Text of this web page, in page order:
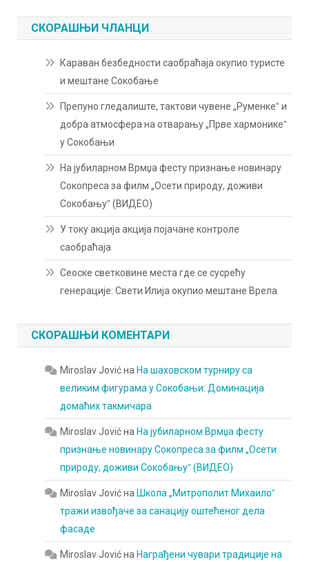
СКОРАШЊИ ЧЛАНЦИ
Караван безбедности саобраћаја окупио туристе
и мештане Сокобање
Препуно гледалиште, тактови чувене „Руменкеˮ и
добра атмосфера на отварању „Прве хармоникеˮ
у Сокобањи
На јубиларном Врмџа фесту признање новинару
Сокопреса за филм „Осети природу, доживи
Сокобањуˮ (ВИДЕО)
У току акција акција појачане контроле
саобраћаја
Сеоске светковине места где се сусрећу
генерације: Свети Илија окупио мештане Врела
СКОРАШЊИ КОМЕНТАРИ
Miroslav Jovićна На шаховском турниру са
великим фигурама у Сокобањи: Доминација
домаћих такмичара
Miroslav Jovićна На јубиларном Врмџа фесту
признање новинару Сокопреса за филм „Осети
природу, доживи Сокобањуˮ (ВИДЕО)
Miroslav Jovićна Школа „Митрополит Михаилоˮ
тражи извођаче за санацију оштећеног дела
фасаде
Miroslav Jovićна Награђени чувари традиције на